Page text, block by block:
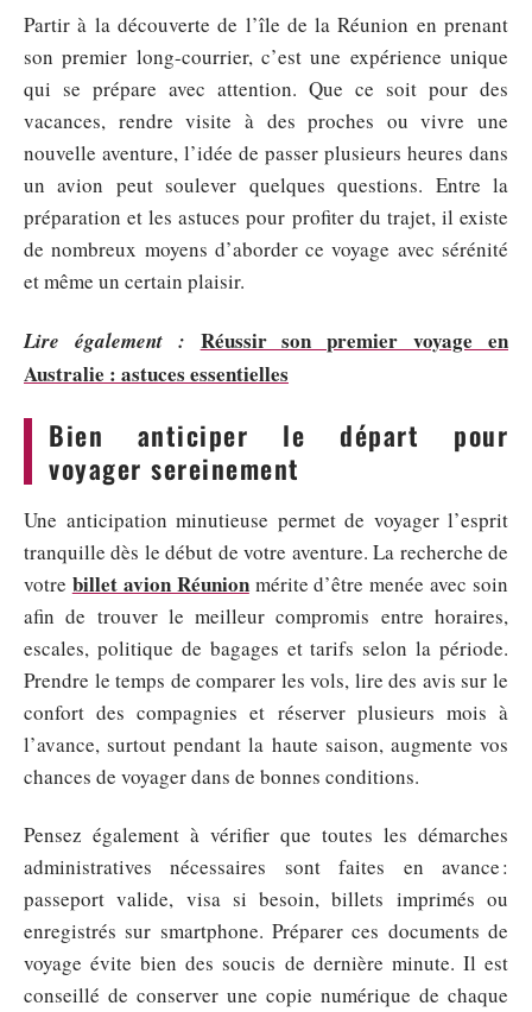
Partir à la découverte de l’île de la Réunion en prenant
son premier long-courrier, c’est une expérience unique
qui se prépare avec attention. Que ce soit pour des
vacances, rendre visite à des proches ou vivre une
nouvelle aventure, l’idée de passer plusieurs heures dans
un avion peut soulever quelques questions. Entre la
préparation et les astuces pour profiter du trajet, il existe
de nombreux moyens d’aborder ce voyage avec sérénité
et même un certain plaisir.
Lire également : Réussir son premier voyage en
Australie : astuces essentielles
Bien anticiper le départ pour
voyager sereinement
Une anticipation minutieuse permet de voyager l’esprit
tranquille dès le début de votre aventure. La recherche de
votre billet avion Réunionmérite d’être menée avec soin
afin de trouver le meilleur compromis entre horaires,
escales, politique de bagages et tarifs selon la période.
Prendre le temps de comparer les vols, lire des avis sur le
confort des compagnies et réserver plusieurs mois à
l’avance, surtout pendant la haute saison, augmente vos
chances de voyager dans de bonnes conditions.
Pensez également à vérifier que toutes les démarches
administratives nécessaires sont faites en avance :
passeport valide, visa si besoin, billets imprimés ou
enregistrés sur smartphone. Préparer ces documents de
voyage évite bien des soucis de dernière minute. Il est
conseillé de conserver une copie numérique de chaque